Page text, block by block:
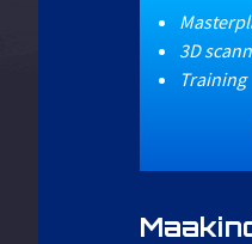
3D
Training